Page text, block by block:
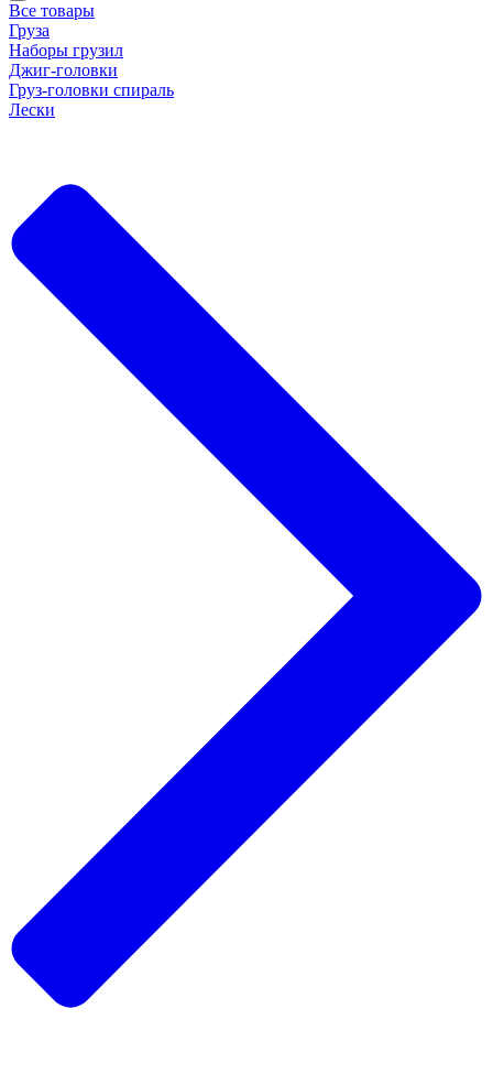
Все товары
Груза
Наборы грузил
Джиг-головки
Груз-головки спираль
Лески